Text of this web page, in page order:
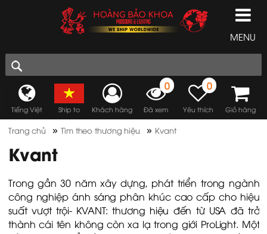
MENU
Tiếng Việt Ship to Khách hàng
0
Đã xem
0
Yêu thích Giỏ hàng
Trang chủ »Tìm theo thương hiệu » Kvant
Kvant
Trong gần 30 năm xây dựng, phát triển trong ngành
công nghiệp ánh sáng phân khúc cao cấp cho hiệu
suất vượt trội- KVANT: thương hiệu đến từ USA đã trở
thành cái tên không còn xa lạ trong giới ProLight. Một